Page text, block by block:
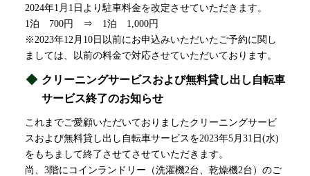
2024年1月1日より駐車料金を改定させていただきます。
1泊 700円 ⇒ 1泊 1,000円
※2023年12月10日以前にお申込みいただいたご予約に関し
ましては、以前の料金で対応させていただいております。
クリーニングサービスおよび無料貸し出し自転車
サービス終了のお知らせ
これまでご愛顧いただいておりましたクリーニングサービ
スおよび無料貸し出し自転車サービスを2023年5月31日(水)
をもちまして終了させてさせていただきます。
尚、3階にコインランドリー（洗濯機2台、乾燥機2台）のご